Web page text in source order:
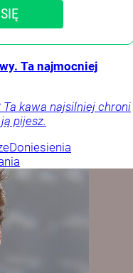
Ta najmocniej
Ta kawa najsilniej chroni
pijesz.
Doniesienia